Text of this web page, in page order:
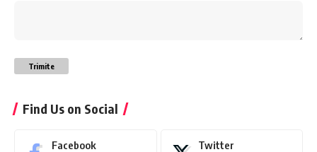
Trimite
Find Us on Social
Facebook Twitter